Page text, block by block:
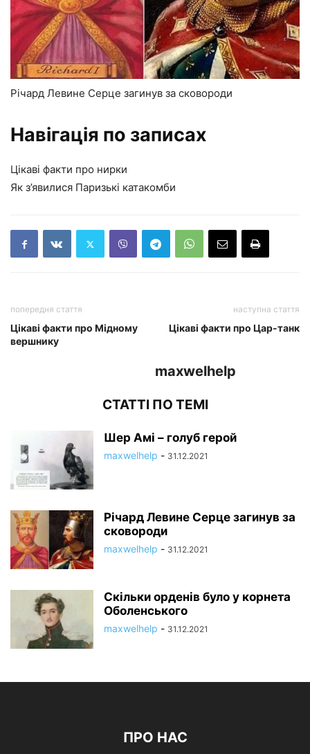
Річард Левине Серце загинув за сковороди
Навігація по записах
Цікаві факти про нирки
Як з’явилися Паризькі катакомби
попередня стаття
Цікаві факти про Мідному
вершнику
наступна стаття
Цікаві факти про Цар-танк
maxwelhelp
СТАТТІ ПО ТЕМІ
Шер Амі – голуб герой
maxwelhelp - 31.12.2021
Річард Левине Серце загинув за
сковороди
maxwelhelp - 31.12.2021
Скільки орденів було у корнета
Оболенського
maxwelhelp - 31.12.2021
ПРО НАС